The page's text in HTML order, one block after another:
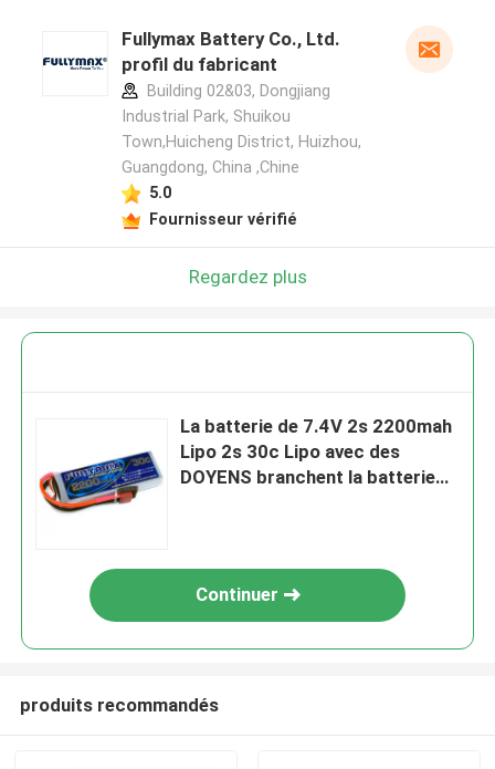
Fullymax Battery Co., Ltd.
profil du fabricant
Building 02&03, Dongjiang
Industrial Park, Shuikou
Town,Huicheng District, Huizhou,
Guangdong, China ,Chine
5.0
Fournisseur vérifié
Regardez plus
La batterie de 7.4V 2s 2200mah
Lipo 2s 30c Lipo avec des
DOYENS branchent la batterie
Continuer
produits recommandés